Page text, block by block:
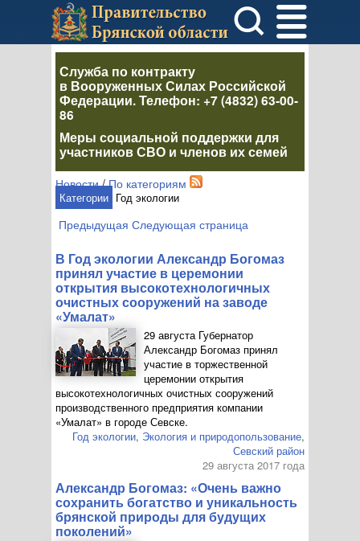
Служба по контракту
в Вооруженных Силах Российской
Федерации. Телефон: +7 (4832) 63-00-
86
Меры социальной поддержки для
участников СВО и членов их семей
Новости/По категориям
Категории Год экологии
Предыдущая Следующая страница
В Год экологии Александр Богомаз
принял участие в церемонии
открытия высокотехнологичных
очистных сооружений на заводе
«Умалат»
29 августа Губернатор
Александр Богомаз принял
участие в торжественной
церемонии открытия
высокотехнологичных очистных сооружений
производственного предприятия компании
«Умалат» в городе Севске.
Год экологии, Экология и природопользование,
Севский район
29 августа 2017 года
Александр Богомаз: «Очень важно
сохранить богатство и уникальность
брянской природы для будущих
поколений»